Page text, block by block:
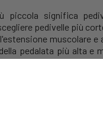
piccola significa
pedivelle più
muscolare e
pedalata più alta e
permette di